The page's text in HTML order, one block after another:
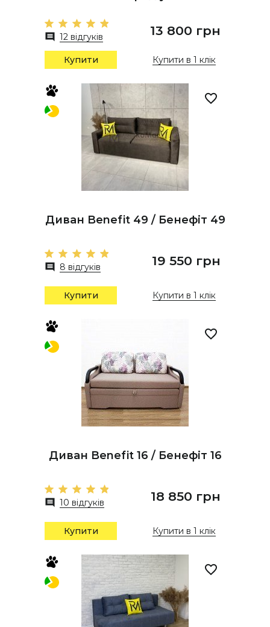
12 відгуків 13 800 грн
Купити Купити в 1 клік
Диван Benefit 49 / Бенефіт 49
8 відгуків 19 550 грн
Купити Купити в 1 клік
Диван Benefit 16 / Бенефіт 16
10 відгуків 18 850 грн
Купити Купити в 1 клік